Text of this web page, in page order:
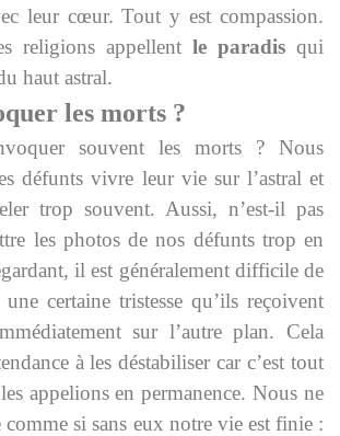
leur cœur. Tout y est compassion.
religions appellent le paradis qui
haut astral.
les morts ?
souvent les morts ? Nous
défunts vivre leur vie sur l’astral et
trop souvent. Aussi, n’est-il pas
les photos de nos défunts trop en
il est généralement difficile de
certaine tristesse qu’ils reçoivent
sur l’autre plan. Cela
à les déstabiliser car c’est tout
appelions en permanence. Nous ne
comme si sans eux notre vie est finie :